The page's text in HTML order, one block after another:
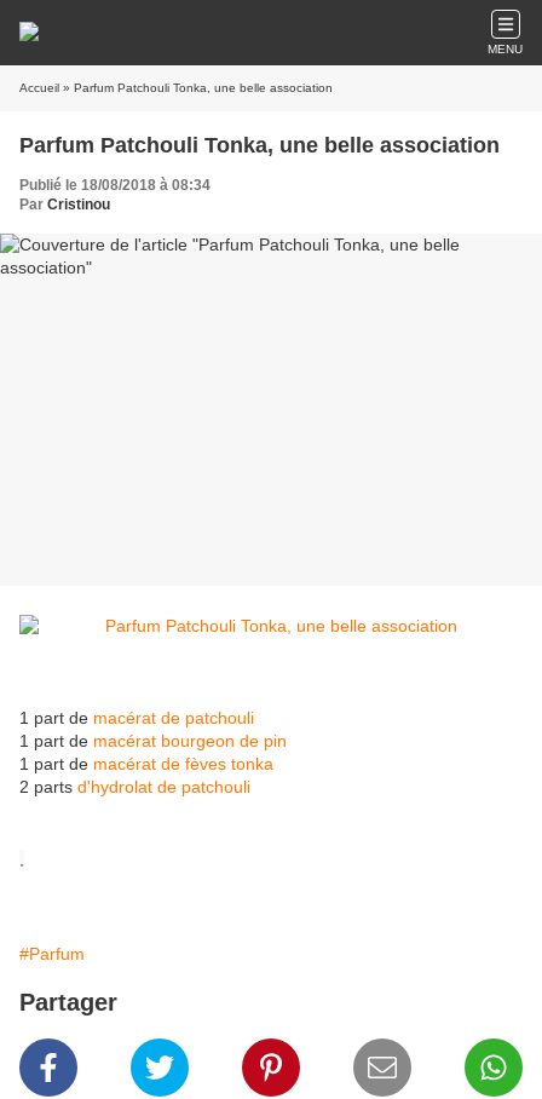
MENU
Accueil » Parfum Patchouli Tonka, une belle association
Parfum Patchouli Tonka, une belle association
Publié le 18/08/2018 à 08:34
Par Cristinou
1 part de macérat de patchouli
1 part de macérat bourgeon de pin
1 part de macérat de fèves tonka
2 parts d'hydrolat de patchouli
.
#Parfum
Partager